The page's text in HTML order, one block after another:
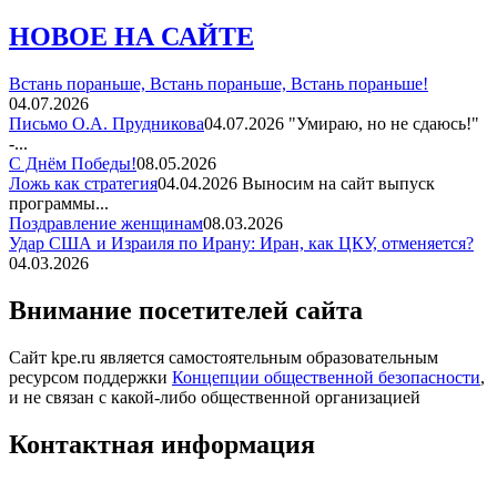
НОВОЕ НА САЙТЕ
Встань пораньше, Встань пораньше, Встань пораньше!
04.07.2026
Письмо О.А. Прудникова04.07.2026 "Умираю, но не сдаюсь!"
-...
С Днём Победы!08.05.2026
Ложь как стратегия04.04.2026 Выносим на сайт выпуск
программы...
Поздравление женщинам08.03.2026
Удар США и Израиля по Ирану: Иран, как ЦКУ, отменяется?
04.03.2026
Внимание посетителей сайта
Сайт kpe.ru является самостоятельным образовательным
ресурсом поддержки Концепции общественной безопасности,
и не связан с какой-либо общественной организацией
Контактная информация